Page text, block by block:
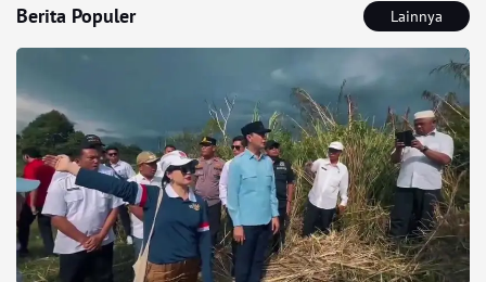
Berita Populer Lainnya